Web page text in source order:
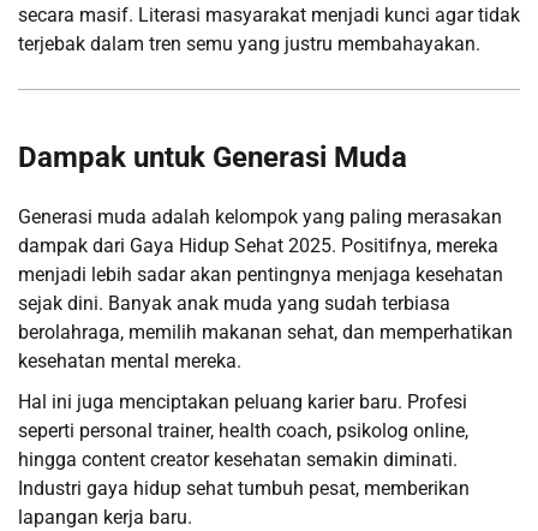
secara masif. Literasi masyarakat menjadi kunci agar tidak
terjebak dalam tren semu yang justru membahayakan.
Dampak untuk Generasi Muda
Generasi muda adalah kelompok yang paling merasakan
dampak dari Gaya Hidup Sehat 2025. Positifnya, mereka
menjadi lebih sadar akan pentingnya menjaga kesehatan
sejak dini. Banyak anak muda yang sudah terbiasa
berolahraga, memilih makanan sehat, dan memperhatikan
kesehatan mental mereka.
Hal ini juga menciptakan peluang karier baru. Profesi
seperti personal trainer, health coach, psikolog online,
hingga content creator kesehatan semakin diminati.
Industri gaya hidup sehat tumbuh pesat, memberikan
lapangan kerja baru.